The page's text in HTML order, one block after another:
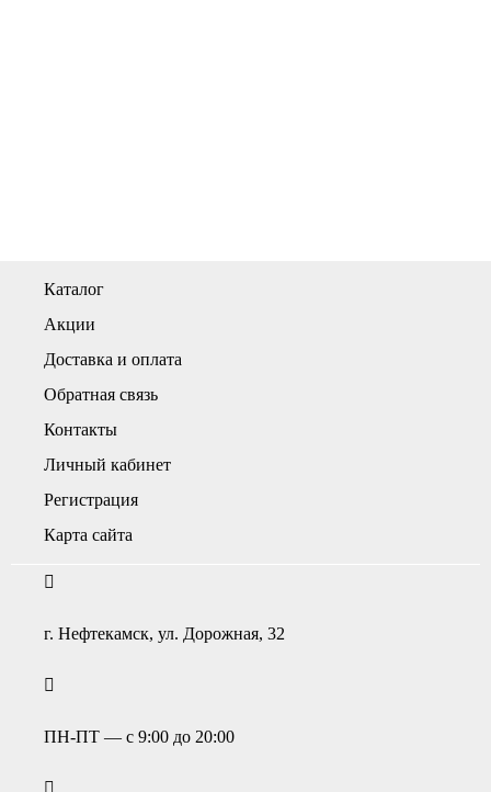
Каталог
Акции
Доставка и оплата
Обратная связь
Контакты
Личный кабинет
Регистрация
Карта сайта
г. Нефтекамск, ул. Дорожная, 32
ПН-ПТ — с 9:00 до 20:00